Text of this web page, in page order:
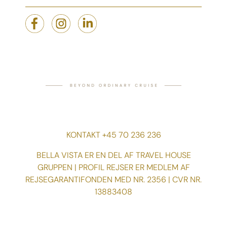
KONTAKT +45 70 236 236
BELLA VISTA ER EN DEL AF TRAVEL HOUSE
GRUPPEN | PROFIL REJSER ER MEDLEM AF
REJSEGARANTIFONDEN MED NR. 2356 | CVR NR.
13883408